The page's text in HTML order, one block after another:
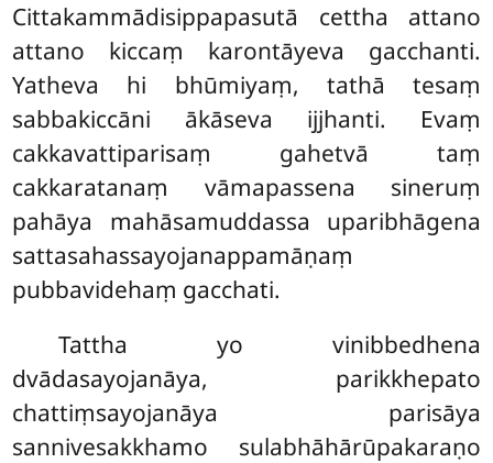
Cittakammādisippapasutā cettha attano
attano kiccaṃ karontāyeva gacchanti.
Yatheva hi bhūmiyaṃ, tathā tesaṃ
sabbakiccāni ākāseva ijjhanti. Evaṃ
cakkavattiparisaṃ gahetvā taṃ
cakkaratanaṃ vāmapassena sineruṃ
pahāya mahāsamuddassa uparibhāgena
sattasahassayojanappamāṇaṃ
pubbavidehaṃ gacchati.
Tattha yo vinibbedhena
dvādasayojanāya, parikkhepato
chattiṃsayojanāya parisāya
sannivesakkhamo sulabhāhārūpakaraṇo